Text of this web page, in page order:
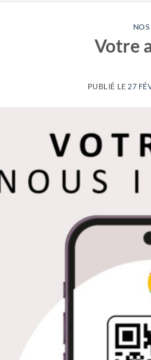
Votre
PUBLIÉ LE 27